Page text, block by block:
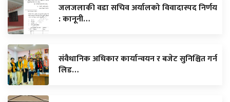
जलजलाकी वडा सचिव अर्यालको विवादास्पद निर्णय
: कानूनी…
संवैधानिक अधिकार कार्यान्वयन र बजेट सुनिश्चित गर्न
लिड…